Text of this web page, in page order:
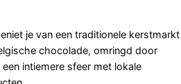
je van een traditionele kerstmarkt
chocolade, omringd door
intiemere sfeer met lokale